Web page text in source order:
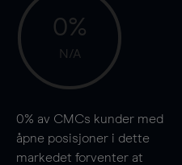
0%
N/A
0% av CMCs kunder med
åpne posisjoner i dette
markedet forventer at